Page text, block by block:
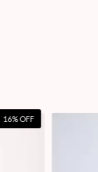
16% OFF